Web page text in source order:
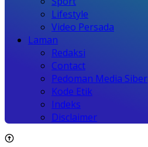
Lifestyle
Video Persada
Laman
Redaksi
Contact
Pedoman Media Siber
Kode Etik
Indeks
Disclaimer